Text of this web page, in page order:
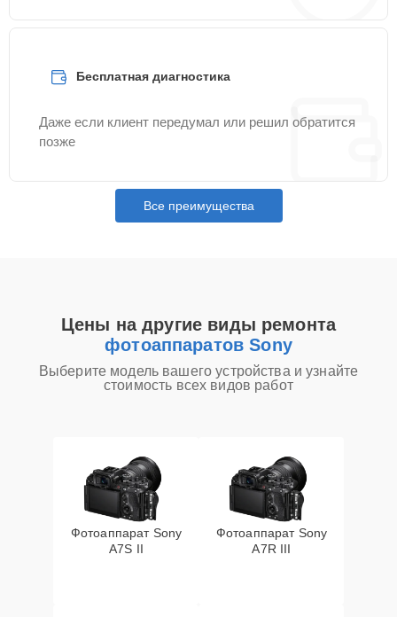
Бесплатная диагностика
Даже если клиент передумал или решил обратится
позже
Все преимущества
Цены на другие виды ремонта
фотоаппаратов Sony
Выберите модель вашего устройства и узнайте
стоимость всех видов работ
Фотоаппарат Sony
A7S II
Фотоаппарат Sony
A7R III